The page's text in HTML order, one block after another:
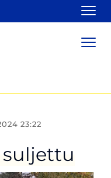
23:22